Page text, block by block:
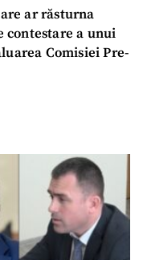
ar răsturna
contestare a unui
Comisiei Pre-